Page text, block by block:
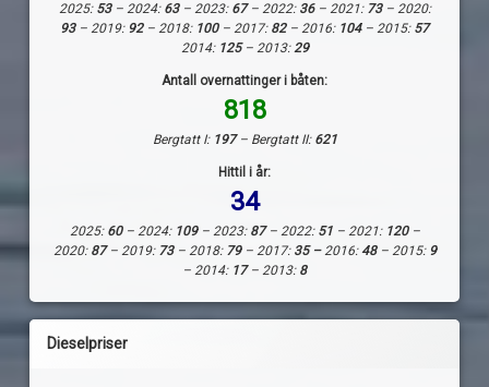
2025: 53– 2024:63– 2023: 67– 2022: 36– 2021: 73– 2020:
93– 2019: 92– 2018: 100 – 2017: 82– 2016: 104– 2015: 57
2014: 125– 2013:29
Antall overnattinger i båten:
818
Bergtatt I: 197– Bergtatt II: 621
Hittil i år:
34
2025: 60– 2024: 109– 2023: 87– 2022: 51– 2021: 120–
2020: 87– 2019: 73– 2018: 79– 2017: 35 –2016:48– 2015: 9
– 2014: 17– 2013: 8
Dieselpriser